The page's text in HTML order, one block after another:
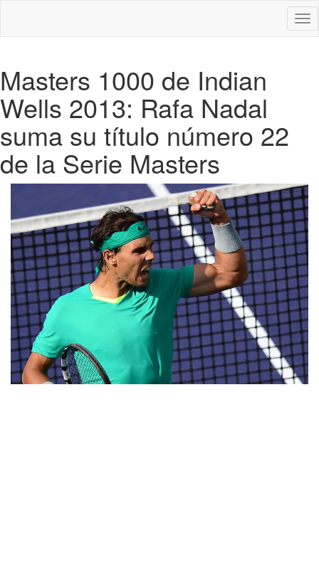
Masters 1000 de Indian
Wells 2013: Rafa Nadal
suma su título número 22
de la Serie Masters